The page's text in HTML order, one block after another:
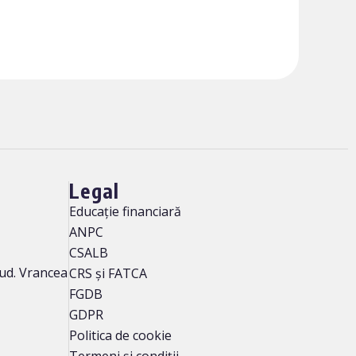
Vrancea
Legal
Educație financiară
ANPC
CSALB
CRS și FATCA
FGDB
GDPR
Politica de cookie